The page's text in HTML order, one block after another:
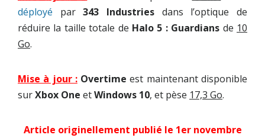
déployé par343 Industries dans l’optique de
réduire la taille totale de Halo 5 : Guardians de 10
Go.
Mise à jour : Overtime est maintenant disponible
surXbox One etWindows 10, et pèse 17,3 Go.
Article originellement publié le 1er novembre